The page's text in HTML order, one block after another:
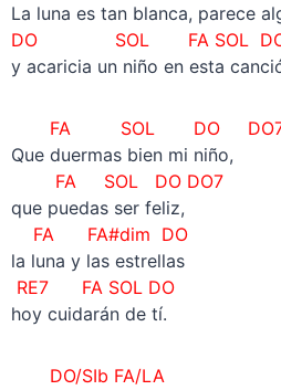
La luna es tan blanca, parece
DO SOL FA SOL
y acaricia un niño en esta
FA SOL DO
Que duermas bien mi niño,
FA SOL DO DO7
que puedas ser feliz,
FA FA#dim DO
la luna y las estrellas
RE7 FA SOL DO
hoy cuidarán de tí.
DO/SIb FA/LA